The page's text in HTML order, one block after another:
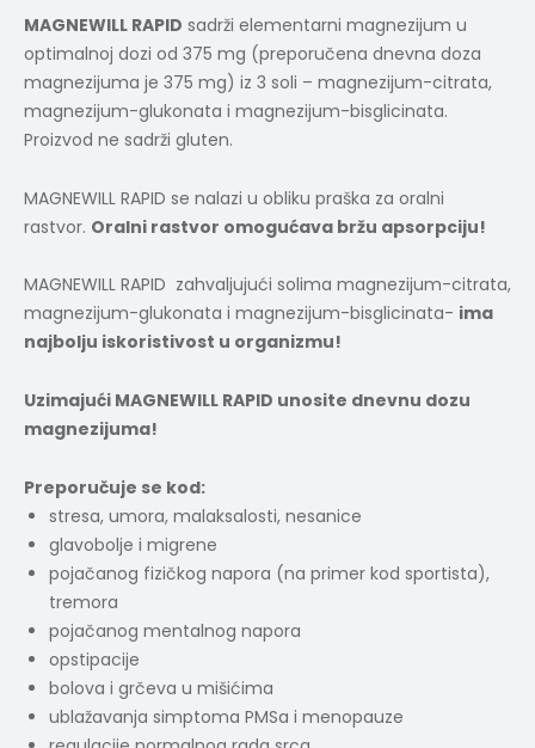
MAGNEWILL RAPID sadrži elementarni magnezijum u
optimalnoj dozi od 375 mg (preporučena dnevna doza
magnezijuma je 375 mg) iz 3 soli – magnezijum-citrata,
magnezijum-glukonata i magnezijum-bisglicinata.
Proizvod ne sadrži gluten.
MAGNEWILL RAPID se nalazi u obliku praška za oralni
rastvor. Oralni rastvor omogućava bržu apsorpciju!
MAGNEWILL RAPID zahvaljujući solima magnezijum-citrata,
magnezijum-glukonata i magnezijum-bisglicinata- ima
najbolju iskoristivost u organizmu!
Uzimajući MAGNEWILL RAPID unosite dnevnu dozu
magnezijuma!
Preporučuje se kod:
stresa, umora, malaksalosti, nesanice
glavobolje i migrene
pojačanog fizičkog napora (na primer kod sportista),
tremora
pojačanog mentalnog napora
opstipacije
bolova i grčeva u mišićima
ublažavanja simptoma PMSa i menopauze